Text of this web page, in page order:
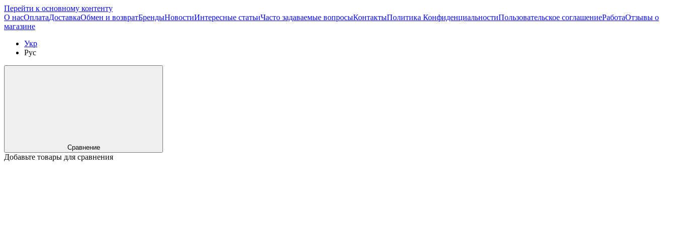
Перейти к основному контенту
О насОплатаДоставкаОбмен и возвратБрендыНовостиИнтересные статьиЧасто задаваемые вопросыКонтактыПолитика КонфиденциальностиПользовательское соглашениеРаботаОтзывы о
магазине
Укр
Рус
Сравнение
Добавьте товары для сравнения